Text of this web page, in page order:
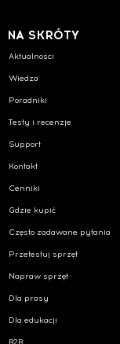
NA SKRÓTY
Aktualności
Wiedza
Poradniki
Testy i recenzje
Support
Kontakt
Cenniki
Gdzie kupić
Często zadawane pytania
Przetestuj sprzęt
Napraw sprzęt
Dla prasy
Dla edukacji
B2B